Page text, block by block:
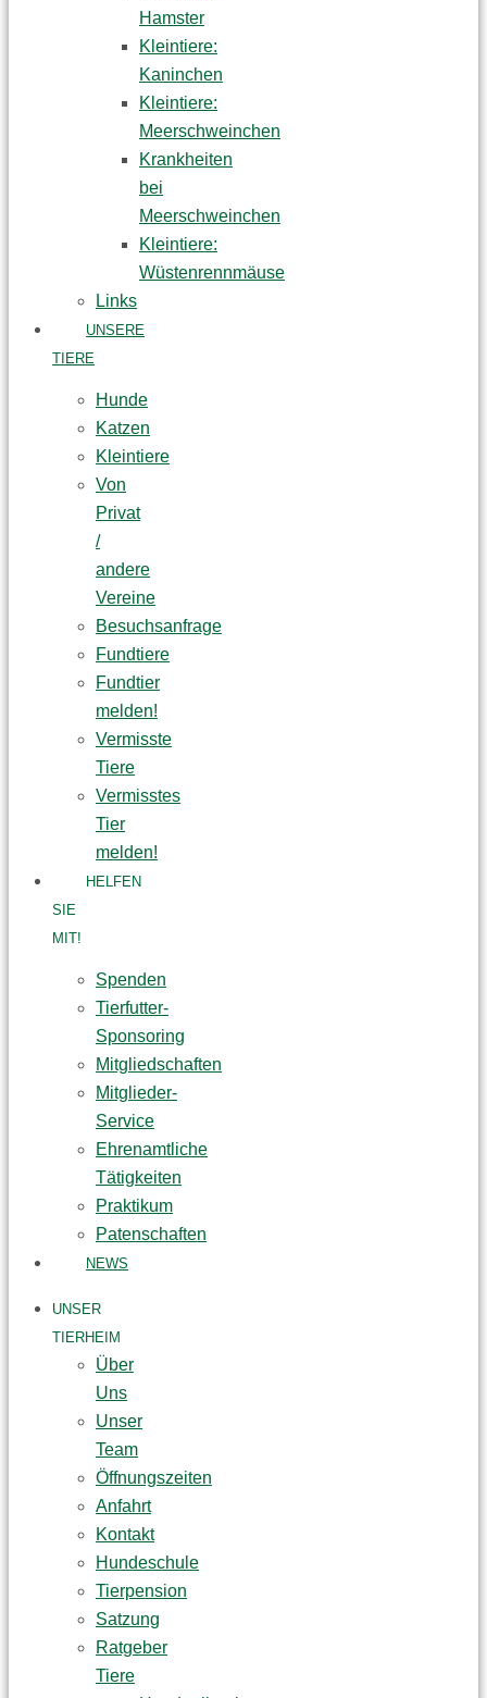
Hamster
Kleintiere:
Kaninchen
Kleintiere:
Meerschweinchen
Krankheiten
bei
Meerschweinchen
Kleintiere:
Wüstenrennmäuse
Links
UNSERE
TIERE
Hunde
Katzen
Kleintiere
Von
Privat
/
andere
Vereine
Besuchsanfrage
Fundtiere
Fundtier
melden!
Vermisste
Tiere
Vermisstes
Tier
melden!
HELFEN
SIE
MIT!
Spenden
Tierfutter-
Sponsoring
Mitgliedschaften
Mitglieder-
Service
Ehrenamtliche
Tätigkeiten
Praktikum
Patenschaften
NEWS
UNSER
TIERHEIM
Über
Uns
Unser
Team
Öffnungszeiten
Anfahrt
Kontakt
Hundeschule
Tierpension
Satzung
Ratgeber
Tiere